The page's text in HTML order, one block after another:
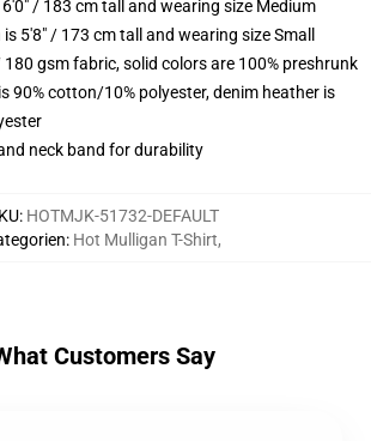
/ 183 cm tall and wearing size Medium
5'8" / 173 cm tall and wearing size Small
gsm fabric, solid colors are 100% preshrunk
90% cotton/10% polyester, denim heather is
neck band for durability
: HOTMJK-51732-DEFAULT
: Hot Mulligan T-Shirt,
Customers Say